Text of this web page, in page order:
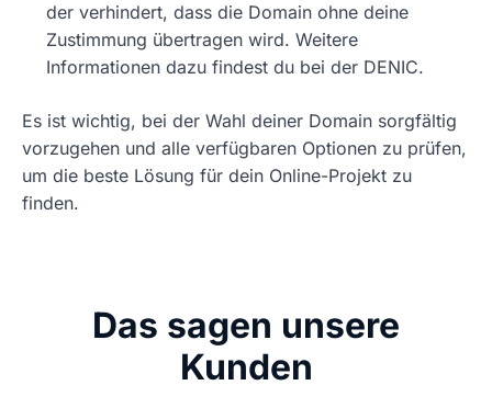
der verhindert, dass die Domain ohne deine
Zustimmung übertragen wird. Weitere
Informationen dazu findest du bei der DENIC.
Es ist wichtig, bei der Wahl deiner Domain sorgfältig
vorzugehen und alle verfügbaren Optionen zu prüfen,
um die beste Lösung für dein Online-Projekt zu
finden.
Das sagen unsere
Kunden